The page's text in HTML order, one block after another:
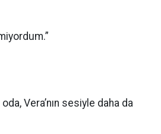
Vera’nın sesiyle daha da